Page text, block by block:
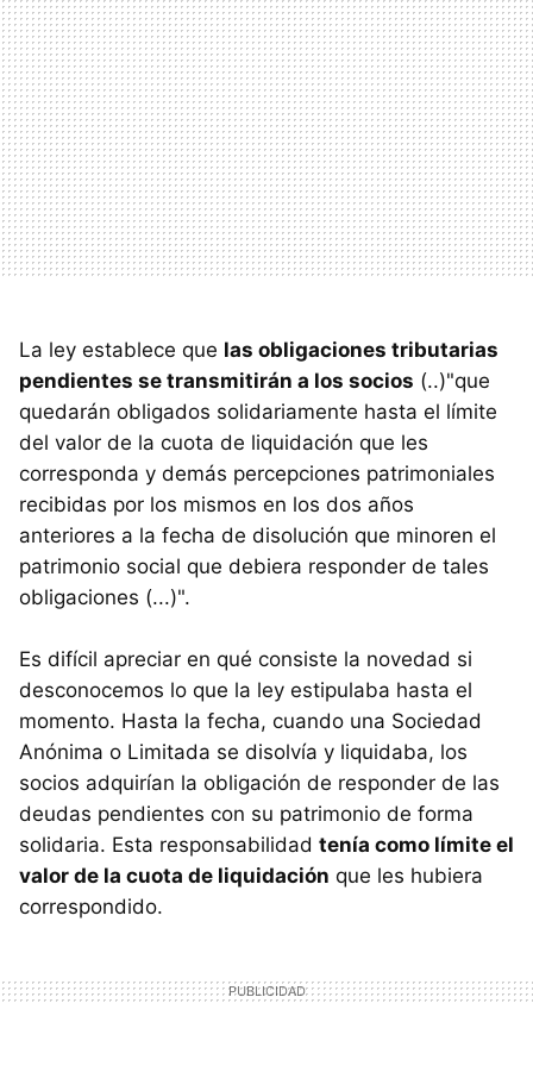
La ley establece que las obligaciones tributarias
pendientes se transmitirán a los socios (..)"que
quedarán obligados solidariamente hasta el límite
del valor de la cuota de liquidación que les
corresponda y demás percepciones patrimoniales
recibidas por los mismos en los dos años
anteriores a la fecha de disolución que minoren el
patrimonio social que debiera responder de tales
obligaciones (...)".
Es difícil apreciar en qué consiste la novedad si
desconocemos lo que la ley estipulaba hasta el
momento. Hasta la fecha, cuando una Sociedad
Anónima o Limitada se disolvía y liquidaba, los
socios adquirían la obligación de responder de las
deudas pendientes con su patrimonio de forma
solidaria. Esta responsabilidad tenía como límite el
valor de la cuota de liquidación que les hubiera
correspondido.